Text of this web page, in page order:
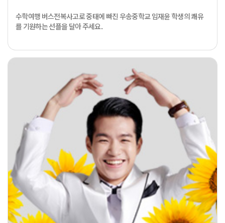
수학여행 버스전복사고로 중태에 빠진 우송중학교 임재윤 학생의 쾌유
를 기원하는 선플을 달아 주세요.